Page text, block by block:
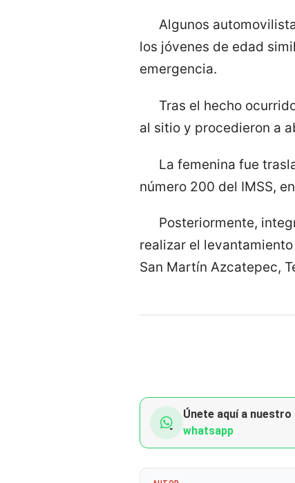
Algunos
los jóvenes de edad
emergencia.
Tras el hecho
al sitio y procedieron a
La femenina fue
número 200 del IMSS,
Posteriormente,
realizar el
San Martín Azcatepec,
Únete aquí a
whatsapp